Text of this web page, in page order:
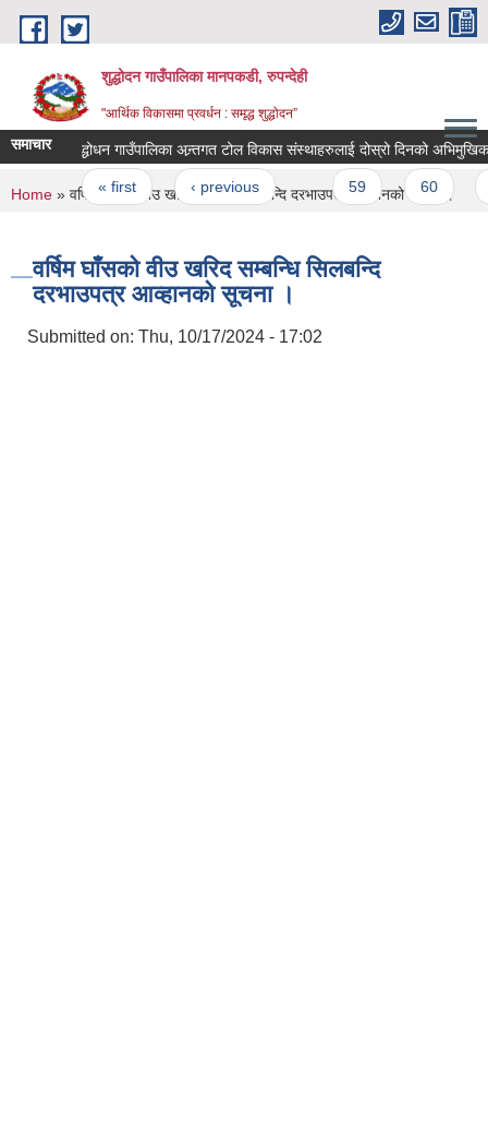
Skip to main content
शुद्धोदन गाउँपालिका मानपकडी, रुपन्देही
"आर्थिक विकासमा प्रवर्धन : समृद्ध शुद्धोदन”
समाचारशुद्धोधन गाउँपालिका अन्र्तगत टोल विकास संस्थाहरुलाई दोस्रो दिनको
Pages
« first ‹ previous … 59 60
You are here
Home » वर्षिम घाँसको वीउ खरिद सम्बन्धि सिलबन्दि दरभाउपत्र आव्हानको सूचना ।
वर्षिम घाँसको वीउ खरिद सम्बन्धि सिलबन्दि
दरभाउपत्र आव्हानको सूचना ।
Submitted on: Thu, 10/17/2024 - 17:02